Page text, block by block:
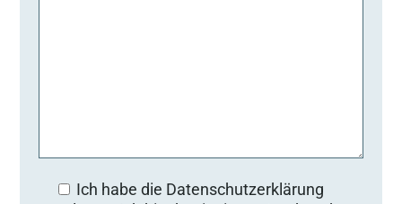
Ich habe die Datenschutzerklärung